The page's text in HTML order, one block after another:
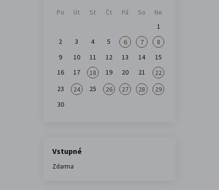
Po Út St Čt Pá So
Ne
1
2
3 4 5 6 7
8
9
10 11 12 13 14
15
16
17 18 19 20 21
22
23
24 25 26 27 28
29
30
Vstupné
Zdarma